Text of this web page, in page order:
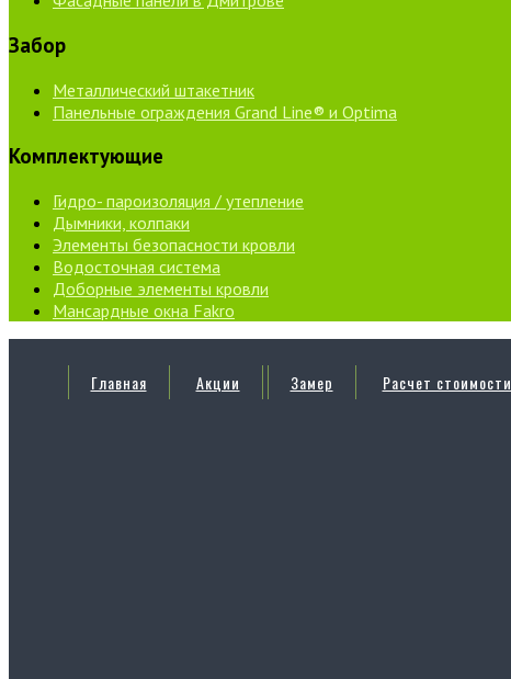
Забор
Металлический штакетник
Панельные ограждения Grand Line® и Optima
Комплектующие
Гидро- пароизоляция / утепление
Дымники, колпаки
Элементы безопасности кровли
Водосточная система
Доборные элементы кровли
Мансардные окна Fakro
Главная Акции
Замер
Расчет стоимости